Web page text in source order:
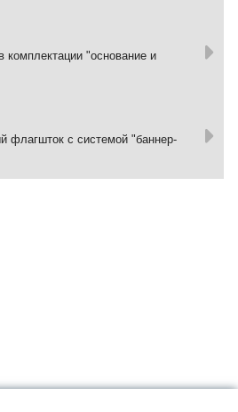
"основание и
флагшток с системой "баннер-